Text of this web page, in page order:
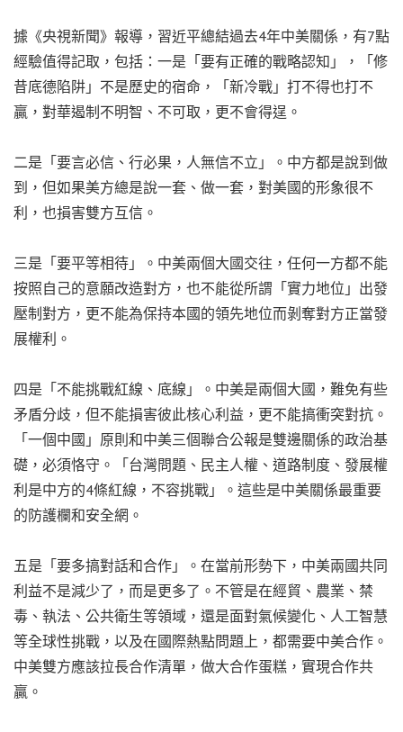
據《央視新聞》報導，習近平總結過去4年中美關係，有7點
經驗值得記取，包括：一是「要有正確的戰略認知」，「修
昔底德陷阱」不是歷史的宿命，「新冷戰」打不得也打不
贏，對華遏制不明智、不可取，更不會得逞。
二是「要言必信、行必果，人無信不立」。中方都是說到做
到，但如果美方總是說一套、做一套，對美國的形象很不
利，也損害雙方互信。
三是「要平等相待」。中美兩個大國交往，任何一方都不能
按照自己的意願改造對方，也不能從所謂「實力地位」出發
壓制對方，更不能為保持本國的領先地位而剝奪對方正當發
展權利。
四是「不能挑戰紅線、底線」。中美是兩個大國，難免有些
矛盾分歧，但不能損害彼此核心利益，更不能搞衝突對抗。
「一個中國」原則和中美三個聯合公報是雙邊關係的政治基
礎，必須恪守。「台灣問題、民主人權、道路制度、發展權
利是中方的4條紅線，不容挑戰」。這些是中美關係最重要
的防護欄和安全網。
五是「要多搞對話和合作」。在當前形勢下，中美兩國共同
利益不是減少了，而是更多了。不管是在經貿、農業、禁
毒、執法、公共衛生等領域，還是面對氣候變化、人工智慧
等全球性挑戰，以及在國際熱點問題上，都需要中美合作。
中美雙方應該拉長合作清單，做大合作蛋糕，實現合作共
贏。